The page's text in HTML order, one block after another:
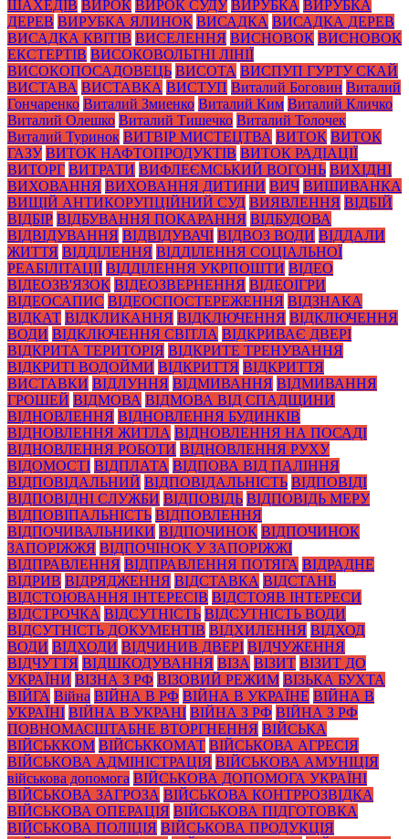
ШАХЕДІВ ВИРОК ВИРОК СУДУ ВИРУБКА ВИРУБКА
ДЕРЕВ ВИРУБКА ЯЛИНОК ВИСАДКА ВИСАДКА ДЕРЕВ
ВИСАДКА КВІТІВ ВИСЕЛЕННЯ ВИСНОВОК ВИСНОВОК
ЕКСТЕРТІВ ВИСОКОВОЛЬТНІ ЛІНІЇ
ВИСОКОПОСАДОВЕЦЬ ВИСОТА ВИСПУП ГУРТУ СКАЙ
ВИСТАВА ВИСТАВКА ВИСТУП Виталий Боговин Виталий
Гончаренко Виталий Змиенко Виталий Ким Виталий Кличко
Виталий Олешко Виталий Тишечко Виталий Толочек
Виталий Туринок ВИТВІР МИСТЕЦТВА ВИТОК ВИТОК
ГАЗУ ВИТОК НАФТОПРОДУКТІВ ВИТОК РАДІАЦІЇ
ВИТОРГ ВИТРАТИ ВИФЛЕЄМСЬКИЙ ВОГОНЬ ВИХІДНІ
ВИХОВАННЯ ВИХОВАННЯ ДИТИНИ ВИЧ ВИШИВАНКА
ВИЩІЙ АНТИКОРУПЦІЙНИЙ СУД ВИЯВЛЕННЯ ВІДБІЙ
ВІДБІР ВІДБУВАННЯ ПОКАРАННЯ ВІДБУДОВА
ВІДВІДУВАННЯ ВІДВІДУВАЧІ ВІДВОЗ ВОДИ ВІДДАЛИ
ЖИТТЯ ВІДДІЛЕННЯ ВІДДІЛЕННЯ СОЦІАЛЬНОЇ
РЕАБІЛІТАЦІЇ ВІДДІЛЕННЯ УКРПОШТИ ВІДЕО
ВІДЕОЗВ'ЯЗОК ВІДЕОЗВЕРНЕННЯ ВІДЕОІГРИ
ВІДЕОСАПИС ВІДЕОСПОСТЕРЕЖЕННЯ ВІДЗНАКА
ВІДКАТ ВІДКЛИКАННЯ ВІДКЛЮЧЕННЯ ВІДКЛЮЧЕННЯ
ВОДИ ВІДКЛЮЧЕННЯ СВІТЛА ВІДКРИВАЄ ДВЕРІ
ВІДКРИТА ТЕРИТОРІЯ ВІДКРИТЕ ТРЕНУВАННЯ
ВІДКРИТІ ВОДОЙМИ ВІДКРИТТЯ ВІДКРИТТЯ
ВИСТАВКИ ВІДЛУННЯ ВІДМИВАННЯ ВІДМИВАННЯ
ГРОШЕЙ ВІДМОВА ВІДМОВА ВІД СПАДЩИНИ
ВІДНОВЛЕННЯ ВІДНОВЛЕННЯ БУДИНКІВ
ВІДНОВЛЕННЯ ЖИТЛА ВІДНОВЛЕННЯ НА ПОСАДІ
ВІДНОВЛЕННЯ РОБОТИ ВІДНОВЛЕННЯ РУХУ
ВІДОМОСТІ ВІДПЛАТА ВІДПОВА ВІД ПАЛІННЯ
ВІДПОВІДАЛЬНИЙ ВІДПОВІДАЛЬНІСТЬ ВІДПОВІДІ
ВІДПОВІДНІ СЛУЖБИ ВІДПОВІДЬ ВІДПОВІДЬ МЕРУ
ВІДПОВІПАЛЬНІСТЬ ВІДПОВЛЕННЯ
ВІДПОЧИВАЛЬНИКИ ВІДПОЧИНОК ВІДПОЧИНОК
ЗАПОРІЖЖЯ ВІДПОЧІНОК У ЗАПОРІЖЖІ
ВІДПРАВЛЕННЯ ВІДПРАВЛЕННЯ ПОТЯГА ВІДРАДНЕ
ВІДРИВ ВІДРЯДЖЕННЯ ВІДСТАВКА ВІДСТАНЬ
ВІДСТОЮВАННЯ ІНТЕРЕСІВ ВІДСТОЯВ ІНТЕРЕСИ
ВІДСТРОЧКА ВІДСУТНІСТЬ ВІДСУТНІСТЬ ВОДИ
ВІДСУТНІСТЬ ДОКУМЕНТІВ ВІДХИЛЕННЯ ВІДХОД
ВОДИ ВІДХОДИ ВІДЧИНИВ ДВЕРІ ВІДЧУЖЕННЯ
ВІДЧУТТЯ ВІДШКОДУВАННЯ ВІЗА ВІЗИТ ВІЗИТ ДО
УКРАЇНИ ВІЗНА З РФ ВІЗОВИЙ РЕЖИМ ВІЗЬКА БУХТА
ВІЙГА Війна ВІЙНА В РФ ВІЙНА В УКРАЇНЕ ВІЙНА В
УКРАЇНІ ВІЙНА В УКРАНІ ВІЙНА З РФ ВІЙНА З РФ
ПОВНОМАСШТАБНЕ ВТОРГНЕННЯ ВІЙСЬКА
ВІЙСЬККОМ ВІЙСЬККОМАТ ВІЙСЬКОВА АГРЕСІЯ
ВІЙСЬКОВА АДМІНІСТРАЦІЯ ВІЙСЬКОВА АМУНІЦІЯ
військова допомога ВІЙСЬКОВА ДОПОМОГА УКРАЇНІ
ВІЙСЬКОВА ЗАГРОЗА ВІЙСЬКОВА КОНТРРОЗВІДКА
ВІЙСЬКОВА ОПЕРАЦІЯ ВІЙСЬКОВА ПІДГОТОВКА
ВІЙСЬКОВА ПОЛІЦІЯ ВІЙСЬКОВА ПРОДУКЦІЯ